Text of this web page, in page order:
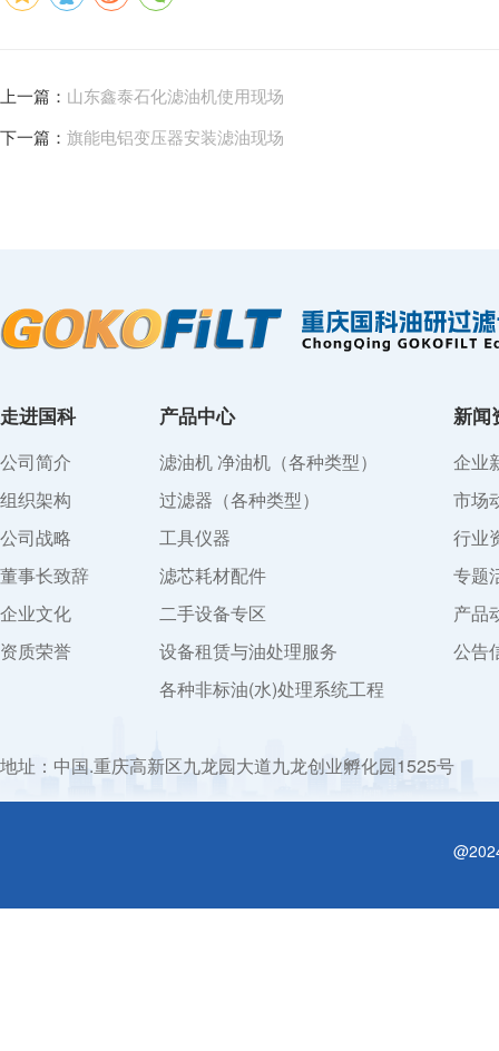
上一篇： 山东鑫泰石化滤油机使用现场
下一篇： 旗能电铝变压器安装滤油现场
走进国科
公司简介
组织架构
公司战略
董事长致辞
企业文化
资质荣誉
产品中心
滤油机 净油机（各种类型）
过滤器（各种类型）
工具仪器
滤芯耗材配件
二手设备专区
设备租赁与油处理服务
各种非标油(水)处理系统工程
新闻
企业
市场
行业
专题
产品
公告
地址：中国.重庆高新区九龙园大道九龙创业孵化园1525号